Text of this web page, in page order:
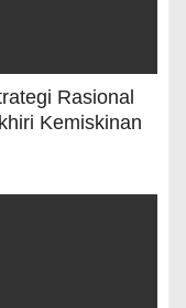
Rasional
Kemiskinan